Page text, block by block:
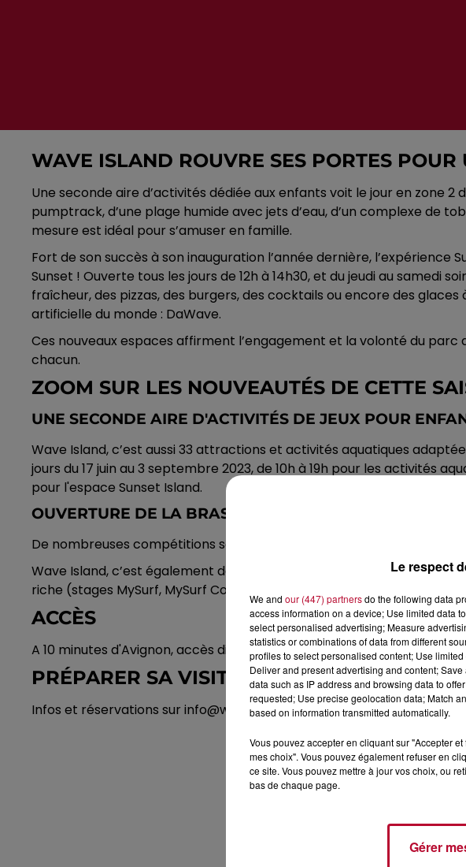
WAVE ISLAND ROUVRE SES PORTES
Une seconde aire d’activités dédiée aux enfants voit le jour en zone
pumptrack, d’une plage humide avec jets d’eau, d’un complexe de
mesure est idéal pour s’amuser en famille.
Fort de son succès à son inauguration l’année dernière,
Sunset ! Ouverte tous les jours de 12h à 14h30, et du jeudi au samedi
fraîcheur, des pizzas, des burgers, des cocktails ou encore des
artificielle du monde : DaWave.
Ces nouveaux espaces affirment l’engagement et la volonté du
chacun.
ZOOM SUR LES NOUVEAUTÉS DE CETTE
UNE SECONDE AIRE D'ACTIVITÉS DE JEUX POUR
Wave Island, c’est aussi 33 attractions et activités aquatiques
jours du 17 juin au 3 septembre 2023, de 10h à 19h pour les activités
pour l'espace Sunset Island.
OUVERTURE DE LA BRASSERIE DU SUNSET
De nombreuses compétitions sont organisées sur ces deux vagues
Wave Island, c’est également de nombreuses animations chaque
riche (stages MySurf, MySurf Contest, fête de la musique…) pour une
ACCÈS
A 10 minutes d'Avignon, accès direct depuis l'autoroute A7, sortie 23
PRÉPARER SA VISITE
Infos et réservations sur info@waveisland.fr ou au 04.88.84.72.17. 663
Le respect
We and our (447) partnersdo the following data
access information on a device; Use limited data
select personalised advertising; Measure
statistics or combinations of data from different
profiles to select personalised content; Use
Deliver and present advertising and content;
data such as IP address and browsing data to
requested; Use precise geolocation data; Match
based on information transmitted automatically.
Vous pouvez accepter en cliquant sur "Accepter
mes choix". Vous pouvez également refuser en
ce site. Vous pouvez mettre à jour vos choix, ou
bas de chaque page.
Gérer